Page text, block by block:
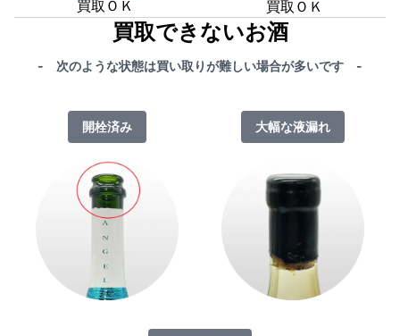
買取ＯＫ 買取ＯＫ
買取できないお酒
- 次のような状態は買い取りが難しい場合が多いです -
開栓済み 大幅な液漏れ